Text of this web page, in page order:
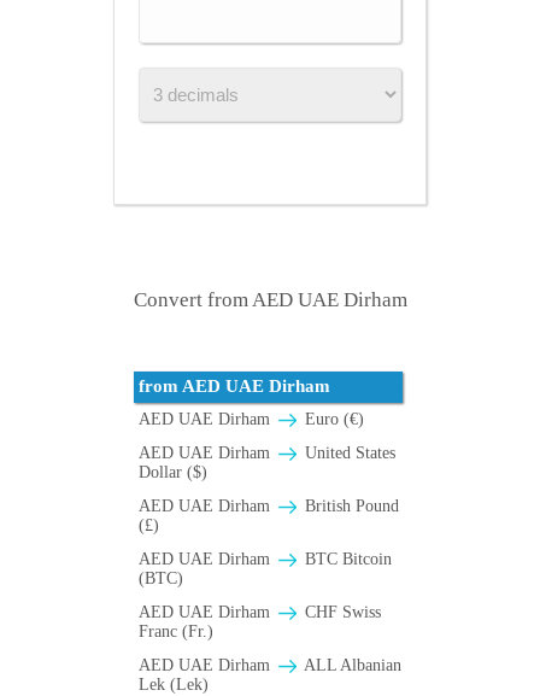
Convert from AED UAE Dirham
from AED UAE Dirham
AED UAE Dirham
Euro (€)
AED UAE Dirham
United States
Dollar ($)
AED UAE Dirham
British Pound
(£)
AED UAE Dirham
BTC Bitcoin
(BTC)
AED UAE Dirham
CHF Swiss
Franc (Fr.)
AED UAE Dirham
ALL Albanian
Lek (Lek)